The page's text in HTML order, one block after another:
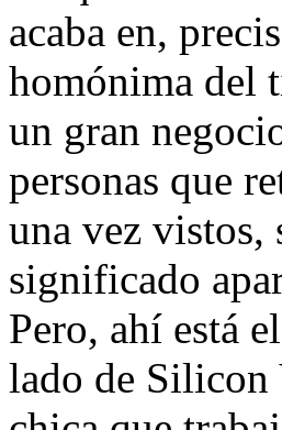
acaba en,
homónima del
un gran
personas que
una vez vistos,
significado
Pero, ahí está
lado de Silicon